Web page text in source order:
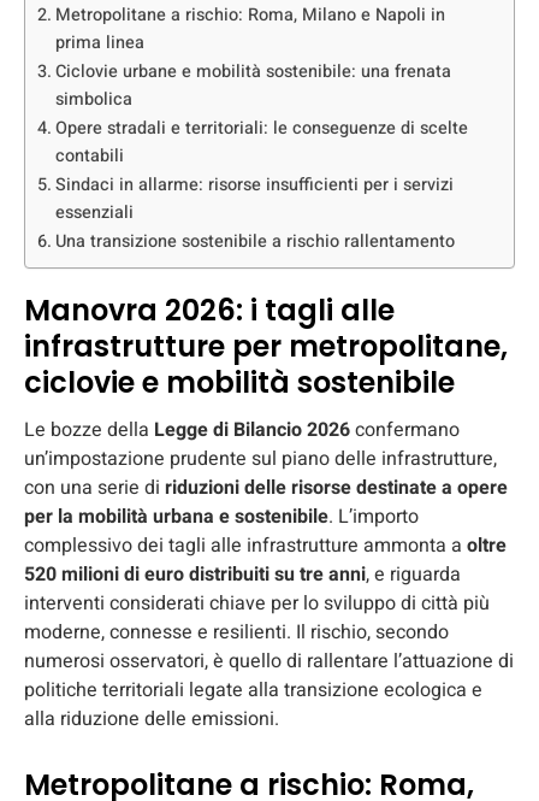
Metropolitane a rischio: Roma, Milano e Napoli in
prima linea
Ciclovie urbane e mobilità sostenibile: una frenata
simbolica
Opere stradali e territoriali: le conseguenze di scelte
contabili
Sindaci in allarme: risorse insufficienti per i servizi
essenziali
Una transizione sostenibile a rischio rallentamento
Manovra 2026: i tagli alle
infrastrutture per metropolitane,
ciclovie e mobilità sostenibile
Le bozze della Legge di Bilancio 2026confermano
un’impostazione prudente sul piano delle infrastrutture,
con una serie di riduzioni delle risorse destinate a opere
per la mobilità urbana e sostenibile. L’importo
complessivo dei tagli alle infrastrutture ammonta a oltre
520 milioni di euro distribuiti su tre anni, e riguarda
interventi considerati chiave per lo sviluppo di città più
moderne, connesse e resilienti. Il rischio, secondo
numerosi osservatori, è quello di rallentare l’attuazione di
politiche territoriali legate alla transizione ecologica e
alla riduzione delle emissioni.
Metropolitane a rischio: Roma,